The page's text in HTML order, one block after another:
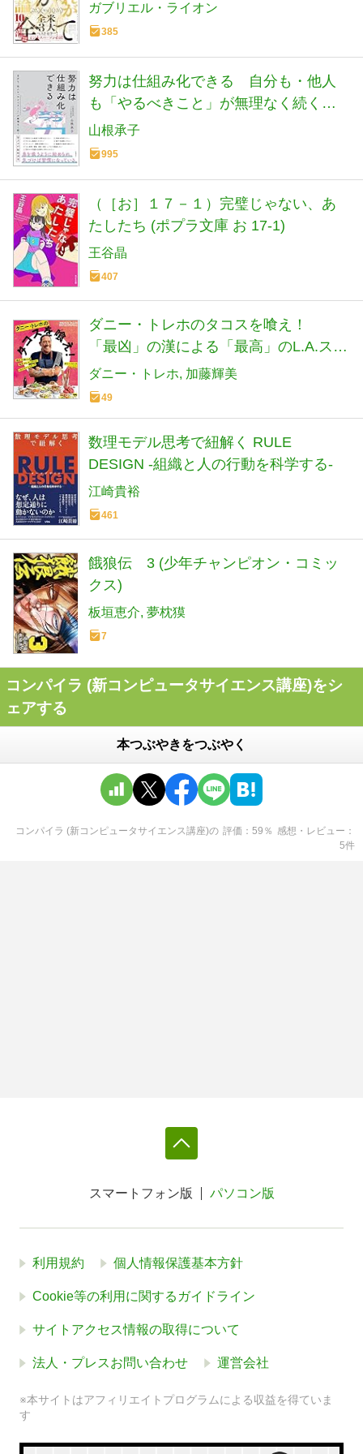
ガブリエル・ライオン
385
努力は仕組み化できる 自分も・他人
も「やるべきこと」が無理なく続く努
力の行動経済学
山根承子
995
（［お］１７－１）完璧じゃない、あ
たしたち (ポプラ文庫 お 17-1)
王谷晶
407
ダニー・トレホのタコスを喰え！
「最凶」の漢による「最高」のL.A.スタ
イル・メキシカン・レシピ75
ダニー・トレホ 加藤輝美
49
数理モデル思考で紐解く RULE
DESIGN -組織と人の行動を科学する-
江崎貴裕
461
餓狼伝 3 (少年チャンピオン・コミッ
クス)
板垣恵介 夢枕獏
7
コンパイラ (新コンピュータサイエンス講座)をシ
ェアする
本つぶやきをつぶやく
コンパイラ (新コンピュータサイエンス講座)の 評価 59 ％ 感想・レビュー
5件
スマートフォン版 パソコン版
利用規約 個人情報保護基本方針
Cookie等の利用に関するガイドライン
サイトアクセス情報の取得について
法人・プレスお問い合わせ 運営会社
※本サイトはアフィリエイトプログラムによる収益を得ていま
す